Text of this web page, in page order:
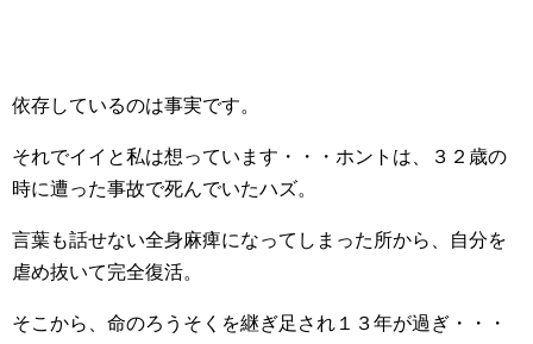
依存しているのは事実です。
それでイイと私は想っています・・・ホントは、３２歳の
時に遭った事故で死んでいたハズ。
言葉も話せない全身麻痺になってしまった所から、自分を
虐め抜いて完全復活。
そこから、命のろうそくを継ぎ足され１３年が過ぎ・・・